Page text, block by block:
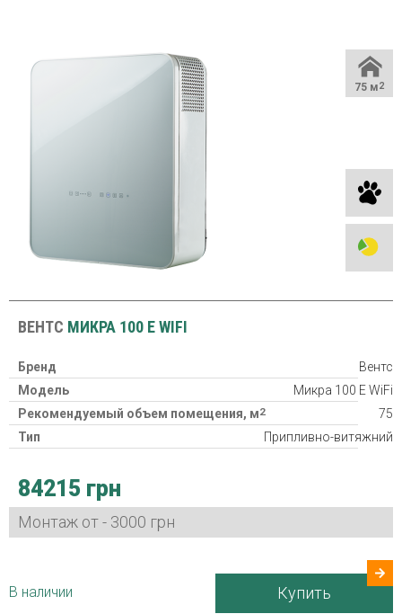
75 м2
ВЕНТС МИКРА 100 Е WIFI
Бренд
Вентс
Модель
Микра 100 Е WiFi
Рекомендуемый объем помещения, м2
75
Тип
Припливно-витяжний
Потребляемая мощность
Гарантия
24 міс
Страна производитель
84215 грн
Монтаж от - 3000 грн
В наличии Купить